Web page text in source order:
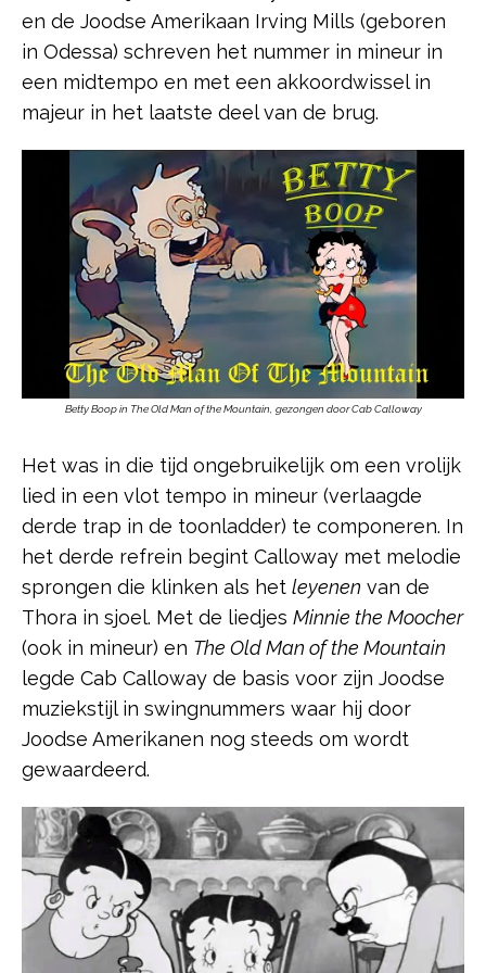
en de Joodse Amerikaan Irving Mills (geboren
in Odessa) schreven het nummer in mineur in
een midtempo en met een akkoordwissel in
majeur in het laatste deel van de brug.
Betty Boop in The OldMan of the Mountain, gezongen door Cab Calloway
Het was in die tijd ongebruikelijk om een vrolijk
lied in een vlot tempo in mineur (verlaagde
derde trap in de toonladder) te componeren. In
het derde refrein begint Calloway met melodie
sprongen die klinken als het leyenen van de
Thora in sjoel. Met de liedjes Minnie the Moocher
(ook in mineur) en The Old Man of the Mountain
legde Cab Calloway de basis voor zijn Joodse
muziekstijl in swingnummers waar hij door
Joodse Amerikanen nog steeds om wordt
gewaardeerd.